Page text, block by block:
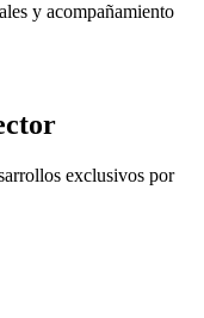
y acompañamiento
exclusivos por